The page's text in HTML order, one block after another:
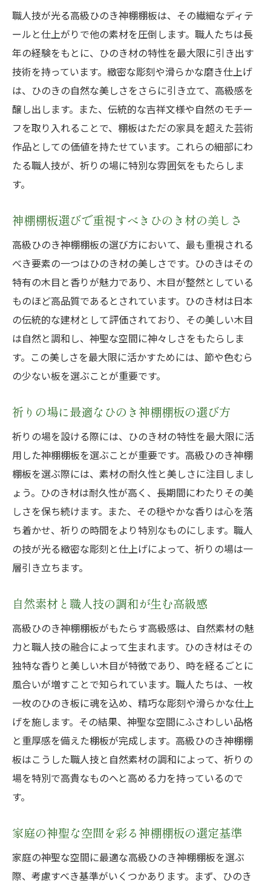
職人技が光る高級ひのき神棚棚板は、その繊細なディテ
ールと仕上がりで他の素材を圧倒します。職人たちは長
年の経験をもとに、ひのき材の特性を最大限に引き出す
技術を持っています。緻密な彫刻や滑らかな磨き仕上げ
は、ひのきの自然な美しさをさらに引き立て、高級感を
醸し出します。また、伝統的な吉祥文様や自然のモチー
フを取り入れることで、棚板はただの家具を超えた芸術
作品としての価値を持たせています。これらの細部にわ
たる職人技が、祈りの場に特別な雰囲気をもたらしま
す。
神棚棚板選びで重視すべきひのき材の美しさ
高級ひのき神棚棚板の選び方において、最も重視される
べき要素の一つはひのき材の美しさです。ひのきはその
特有の木目と香りが魅力であり、木目が整然としている
ものほど高品質であるとされています。ひのき材は日本
の伝統的な建材として評価されており、その美しい木目
は自然と調和し、神聖な空間に神々しさをもたらしま
す。この美しさを最大限に活かすためには、節や色むら
の少ない板を選ぶことが重要です。
祈りの場に最適なひのき神棚棚板の選び方
祈りの場を設ける際には、ひのき材の特性を最大限に活
用した神棚棚板を選ぶことが重要です。高級ひのき神棚
棚板を選ぶ際には、素材の耐久性と美しさに注目しまし
ょう。ひのき材は耐久性が高く、長期間にわたりその美
しさを保ち続けます。また、その穏やかな香りは心を落
ち着かせ、祈りの時間をより特別なものにします。職人
の技が光る緻密な彫刻と仕上げによって、祈りの場は一
層引き立ちます。
自然素材と職人技の調和が生む高級感
高級ひのき神棚棚板がもたらす高級感は、自然素材の魅
力と職人技の融合によって生まれます。ひのき材はその
独特な香りと美しい木目が特徴であり、時を経るごとに
風合いが増すことで知られています。職人たちは、一枚
一枚のひのき板に魂を込め、精巧な彫刻や滑らかな仕上
げを施します。その結果、神聖な空間にふさわしい品格
と重厚感を備えた棚板が完成します。高級ひのき神棚棚
板はこうした職人技と自然素材の調和によって、祈りの
場を特別で高貴なものへと高める力を持っているので
す。
家庭の神聖な空間を彩る神棚棚板の選定基準
家庭の神聖な空間に最適な高級ひのき神棚棚板を選ぶ
際、考慮すべき基準がいくつかあります。まず、ひのき